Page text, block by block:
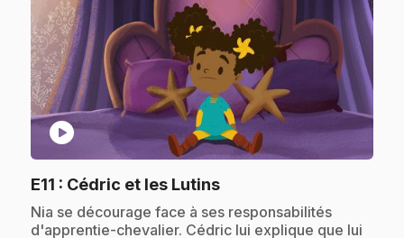
play_circle
E11 : Cédric et les Lutins.
.Nia se décourage face à ses responsabilités
d'apprentie-chevalier. Cédric lui explique que lui